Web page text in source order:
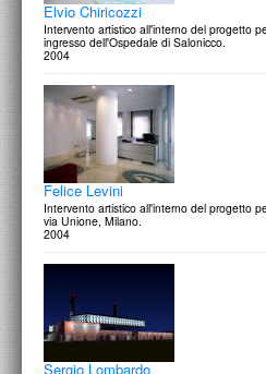
Elvio Chiricozzi
Intervento artistico all'interno del progetto
ingresso dell'Ospedale di Salonicco.
2004
Felice Levini
Intervento artistico all'interno del progetto
via Unione, Milano.
2004
Sergio Lombardo